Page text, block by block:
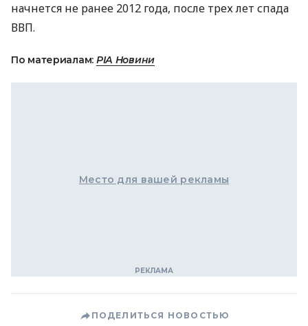
начнется не ранее 2012 года, после трех лет спада
ВВП.
По материалам: РІА Новини
Место для вашей рекламы
ПОДЕЛИТЬСЯ НОВОСТЬЮ